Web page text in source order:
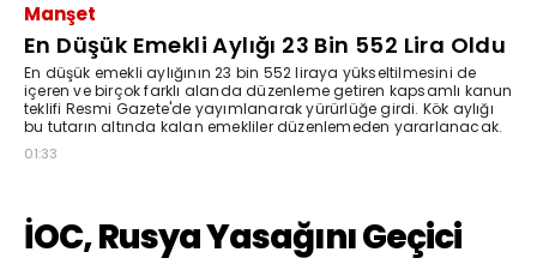
Manşet
En Düşük Emekli Aylığı 23 Bin 552 Lira Oldu
En düşük emekli aylığının 23 bin 552 liraya yükseltilmesini de
içeren ve birçok farklı alanda düzenleme getiren kapsamlı kanun
teklifi Resmi Gazete'de yayımlanarak yürürlüğe girdi. Kök aylığı
bu tutarın altında kalan emekliler düzenlemeden yararlanacak.
01:33